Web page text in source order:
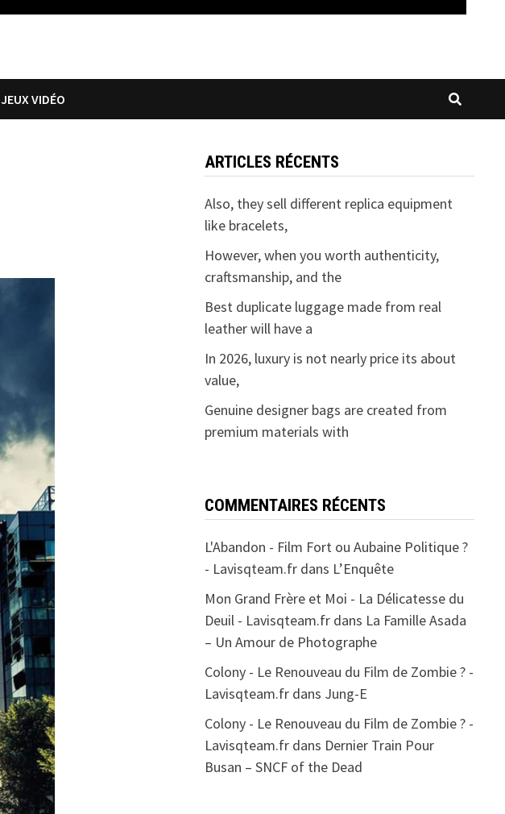
JEUX VIDÉO
ARTICLES RÉCENTS
Also, they sell different replica equipment
like bracelets,
However, when you worth authenticity,
craftsmanship, and the
Best duplicate luggage made from real
leather will have a
In 2026, luxury is not nearly price its about
value,
Genuine designer bags are created from
premium materials with
COMMENTAIRES RÉCENTS
L'Abandon - Film Fort ou Aubaine Politique ?
- Lavisqteam.frdans L’Enquête
Mon Grand Frère et Moi - La Délicatesse du
Deuil - Lavisqteam.frdans La Famille Asada
– Un Amour de Photographe
Colony - Le Renouveau du Film de Zombie ? -
Lavisqteam.frdans Jung-E
Colony - Le Renouveau du Film de Zombie ? -
Lavisqteam.frdans Dernier Train Pour
Busan – SNCF of the Dead